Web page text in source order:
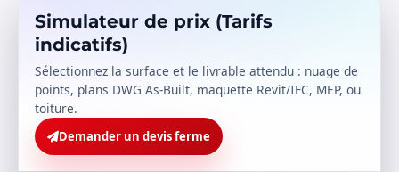
Simulateur de prix (Tarifs
indicatifs)
Sélectionnez la surface et le livrable attendu : nuage de
points, plans DWG As-Built, maquette Revit/IFC, MEP, ou
toiture.
Demander un devis ferme